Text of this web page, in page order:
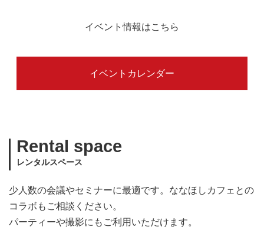
イベント情報はこちら
イベントカレンダー
Rental space
レンタルスペース
少人数の会議やセミナーに最適です。ななほしカフェとの
コラボもご相談ください。
パーティーや撮影にもご利用いただけます。